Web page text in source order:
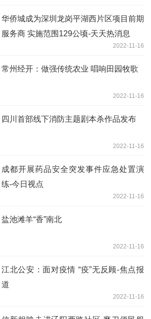
华侨城成为深圳龙岗平湖西片区项目前期
服务商 实施范围129公顷-天天热消息
2022-11-16
常州经开：做强传统农业 唱响田园牧歌
2022-11-16
四川首部线下消防主题剧本杀作品发布
2022-11-16
成都开展药品安全突发事件应急处置演
练-今日视点
2022-11-16
盐池滩羊“香”南北
2022-11-16
江北公安：面对疫情 “疫”无反顾-焦点报
道
2022-11-16